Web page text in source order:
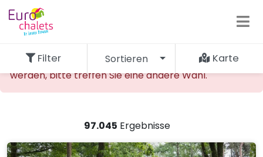
Die gewünschte Unterkunft kann nicht gefunden
werden, bitte treffen Sie eine andere Wahl.
97.045 Ergebnisse
Filter Sortieren Karte